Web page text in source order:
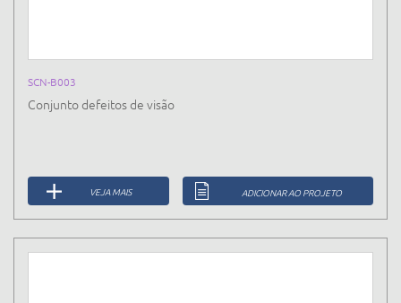
SCN-B003
Conjunto defeitos de visão
VEJA MAIS ADICIONAR AO PROJETO